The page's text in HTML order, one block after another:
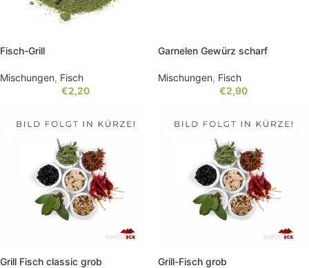
Fisch-Grill
Mischungen, Fisch
€2,20
Garnelen Gewürz scharf
Mischungen, Fisch
€2,90
Grill Fisch classic grob Grill-Fisch grob